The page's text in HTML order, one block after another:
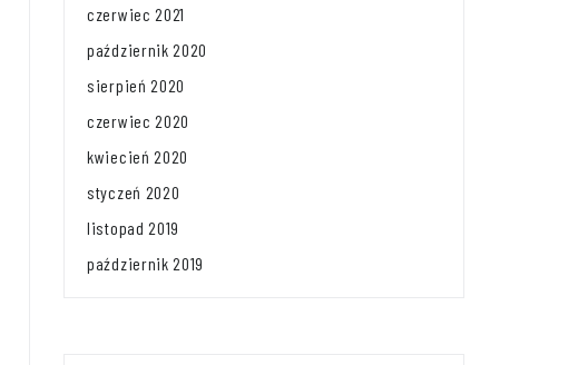
czerwiec 2021
październik 2020
sierpień 2020
czerwiec 2020
kwiecień 2020
styczeń 2020
listopad 2019
październik 2019